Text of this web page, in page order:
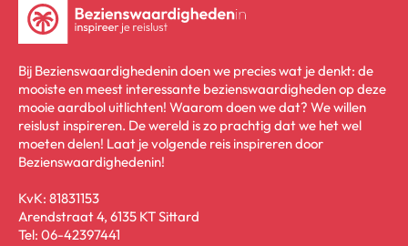
Bij Bezienswaardighedenin doen we precies wat je denkt: de
mooiste en meest interessante bezienswaardigheden op deze
mooie aardbol uitlichten! Waarom doen we dat? We willen
reislust inspireren. De wereld is zo prachtig dat we het wel
moeten delen! Laat je volgende reis inspireren door
Bezienswaardighedenin!
KvK: 81831153
Arendstraat 4, 6135 KT Sittard
Tel: 06-42397441